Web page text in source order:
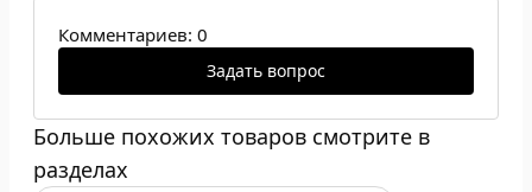
Комментариев: 0
Задать вопрос
Больше похожих товаров смотрите в
разделах